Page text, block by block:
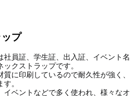
プ
社員証、学生証、出入証、イベント名
クストラップです。
に印刷しているので耐久性が強く、
。
イベントなどで多く使われ、様々なオ